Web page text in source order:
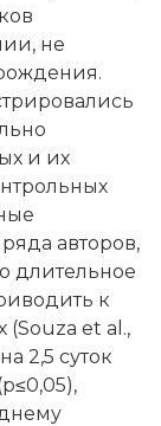
не
и их
авторов,
длительное
к
et al.,
2,5 суток